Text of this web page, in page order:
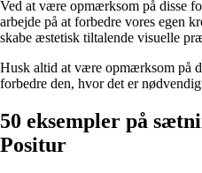
Ved at være opmærksom på disse
arbejde på at forbedre vores egen
skabe æstetisk tiltalende visuelle
Husk altid at være opmærksom på
forbedre den, hvor det er
50 eksempler på
Positur